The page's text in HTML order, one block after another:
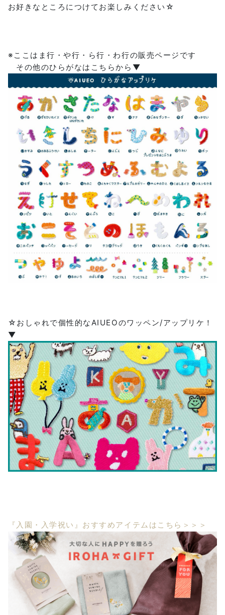
お好きなところにつけてお楽しみください☆
※ここはま行・や行・ら行・わ行の販売ページです
その他のひらがなはこちらから▼
☆おしゃれで個性的なAIUEOのワッペン/アップリケ！
▼
『入園・入学祝い』おすすめアイテムはこちら＞＞＞